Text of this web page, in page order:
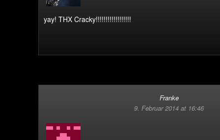
yay! THX Cracky!!!!!!!!!!!!!!!!!!
Franke
9. Februar 2014 at 16:46